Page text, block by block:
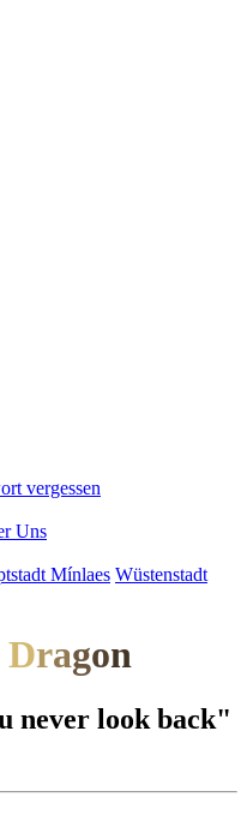
vergessen
Uns
Mínlaes Wüstenstadt
Dragon
never look back"